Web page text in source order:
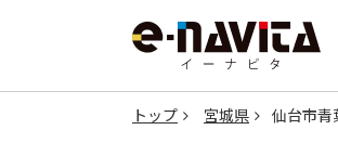
トップ 宮城県 仙台市青